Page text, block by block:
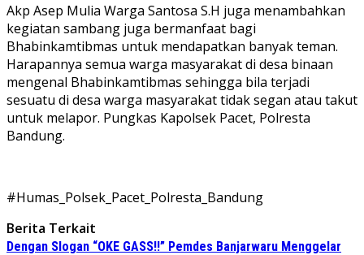
Akp Asep Mulia Warga Santosa S.H juga menambahkan
kegiatan sambang juga bermanfaat bagi
Bhabinkamtibmas untuk mendapatkan banyak teman.
Harapannya semua warga masyarakat di desa binaan
mengenal Bhabinkamtibmas sehingga bila terjadi
sesuatu di desa warga masyarakat tidak segan atau takut
untuk melapor. Pungkas Kapolsek Pacet, Polresta
Bandung.
#Humas_Polsek_Pacet_Polresta_Bandung
Berita Terkait
Dengan Slogan “OKE GASS!!” Pemdes Banjarwaru Menggelar